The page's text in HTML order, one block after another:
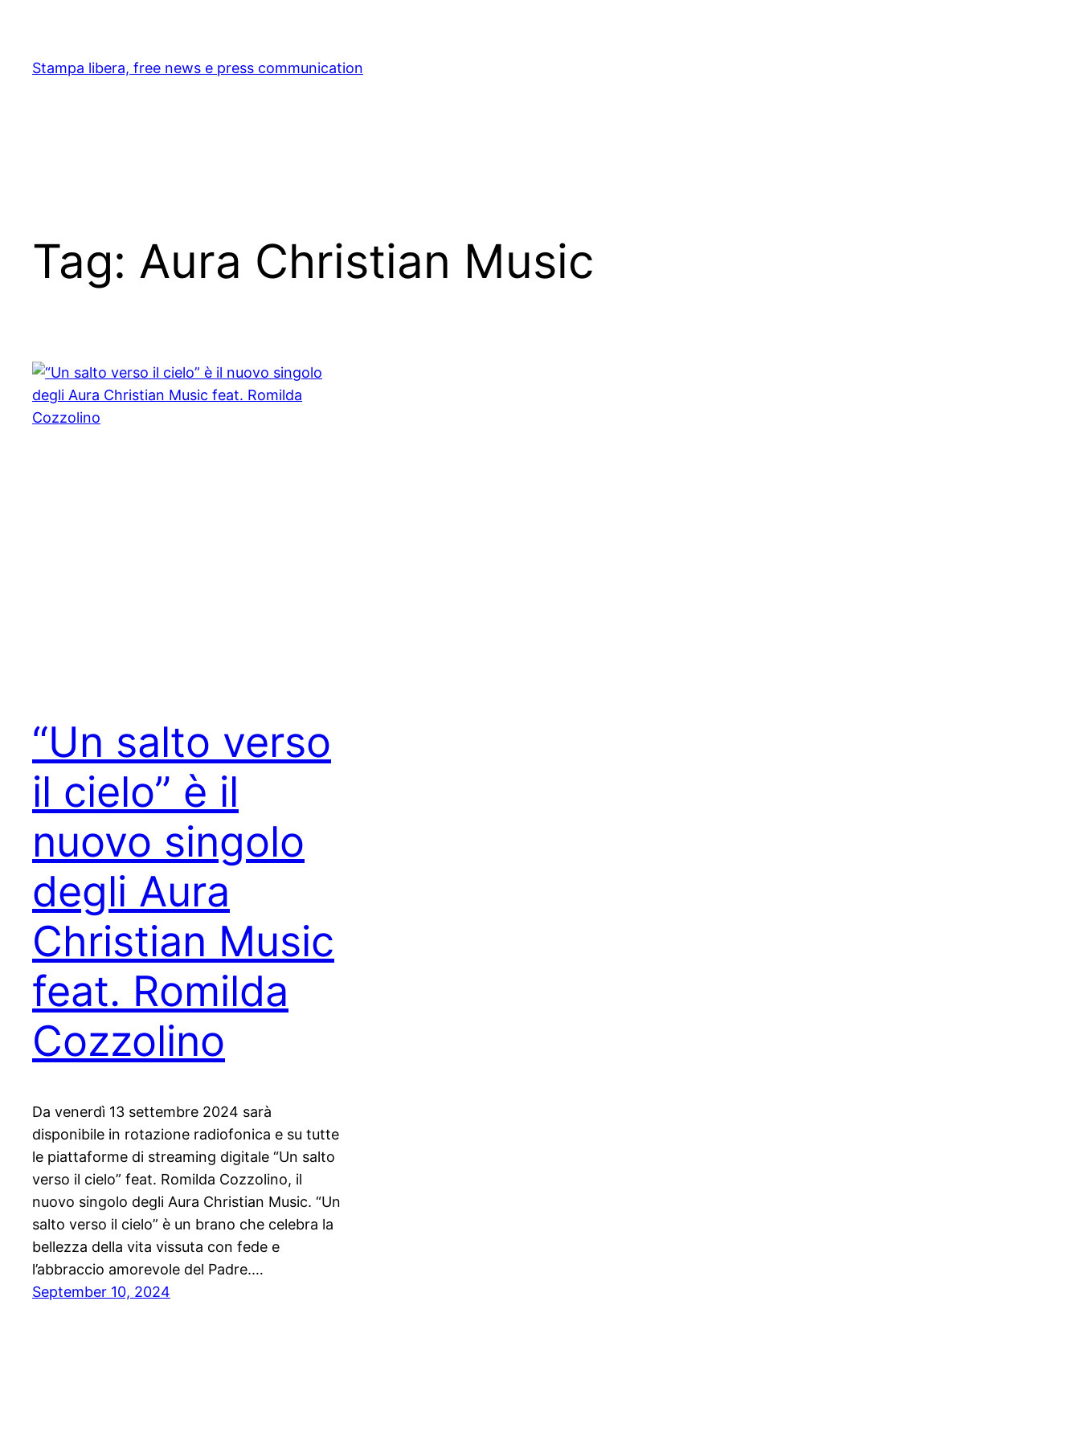
content
Stampa libera, free news e press communication
Tag: Aura Christian Music
“Un salto verso
il cielo” è il
nuovo singolo
degli Aura
Christian Music
feat. Romilda
Cozzolino
Da venerdì 13 settembre 2024 sarà
disponibile in rotazione radiofonica e su tutte
le piattaforme di streaming digitale “Un salto
verso il cielo” feat. Romilda Cozzolino, il
nuovo singolo degli Aura Christian Music. “Un
salto verso il cielo” è un brano che celebra la
bellezza della vita vissuta con fede e
l’abbraccio amorevole del Padre.…
September 10, 2024